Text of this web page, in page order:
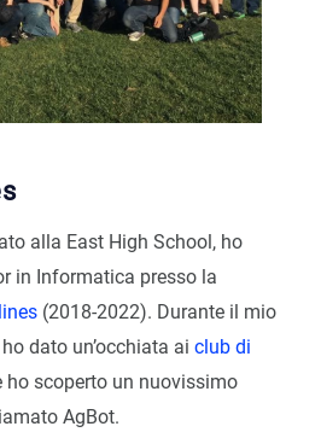
alla East High School, ho
in Informatica presso la
(2018-2022). Durante il mio
dato un’occhiata ai club di
ho scoperto un nuovissimo
AgBot.